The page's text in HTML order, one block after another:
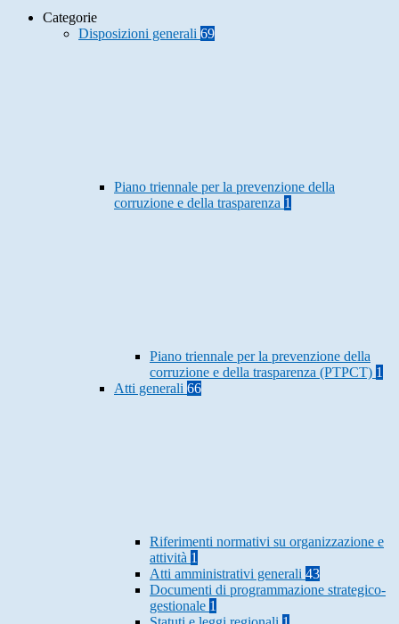
Categorie
Disposizioni generali 69
Piano triennale per la prevenzione della
corruzione e della trasparenza 1
Piano triennale per la prevenzione della
corruzione e della trasparenza (PTPCT) 1
Atti generali 66
Riferimenti normativi su organizzazione e
attività 1
Atti amministrativi generali 43
Documenti di programmazione strategico-
gestionale 1